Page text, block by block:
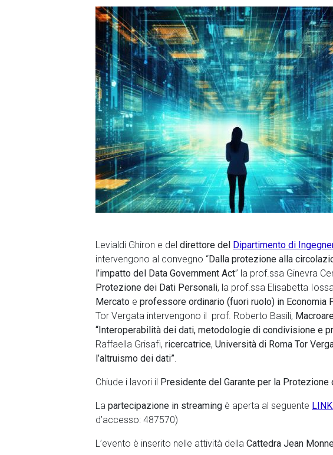
Levialdi Ghiron e del direttore del Dipartimento di
intervengono al convegno “Dalla protezione alla
l’impatto del Data Government Act” la prof.ssa Ginevra
Protezione dei Dati Personali, la prof.ssa Elisabetta
Mercato e professore ordinario (fuori ruolo) in Economia
Tor Vergata intervengono il prof. Roberto Basili,
“Interoperabilità dei dati, metodologie di condivisione e
Raffaella Grisafi, ricercatrice, Università di Roma Tor
l’altruismo dei dati”.
Chiude i lavori il Presidente del Garante per la Protezione
La partecipazione in streaming è aperta al seguente LINK
d’accesso: 487570)
L’evento è inserito nelle attività della Cattedra Jean